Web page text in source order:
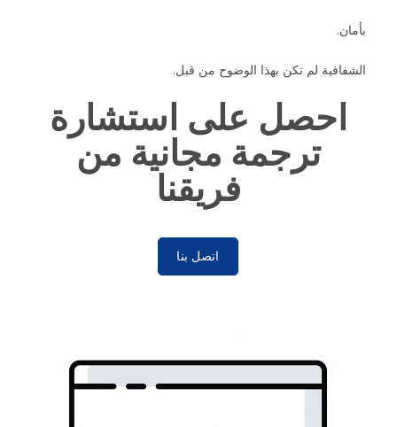
بأمان.
الشفافية لم تكن بهذا الوضوح من قبل.
احصل على استشارة
ترجمة مجانية من
فريقنا
اتصل بنا